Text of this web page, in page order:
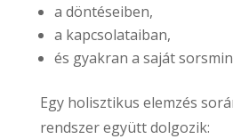
a döntéseiben,
a kapcsolataiban,
és gyakran a saját
Egy holisztikus elemzés
rendszer együtt dolgozik: